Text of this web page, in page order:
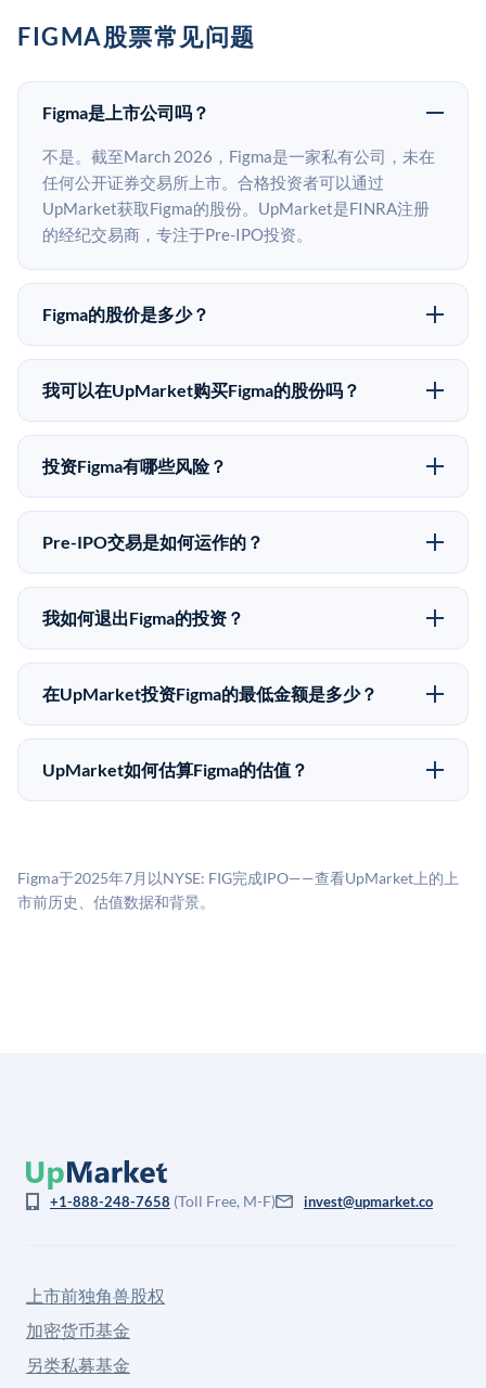
FIGMA股票常见问题
Figma是上市公司吗？
不是。截至March 2026，Figma是一家私有公司，未在
任何公开证券交易所上市。合格投资者可以通过
UpMarket获取Figma的股份。UpMarket是FINRA注册
的经纪交易商，专注于Pre-IPO投资。
Figma的股价是多少？
Figma没有公开股价，因为它是一家私有公司。最近的已
知股价来自其最近一轮融资。 二级市场上的Pre-IPO股
同。
我可以在UpMarket购买Figma的股份吗？
可以。合格投资者可以通过填写本页表单或在
upmarket.co创建账户来表达对Figma股份的投资意向。
50,000美元。UpMarket是FINRA注册的经纪交易商，
自2019年以来已经纪超过5亿美元的另类投资。
投资Figma有哪些风险？
Pre-IPO投资存在重大风险。Figma的股份流动性低，意
味着没有公开市场可以快速出售。不存在确定的退出时
可能全部损失的准备。私有公司的估值在融资轮次之间
可能大幅波动。投资者应在投资前咨询其财务顾问并审
Pre-IPO交易是如何运作的？
在Pre-IPO交易中，合格投资者通过二级市场平台从现有
股东（如员工、早期投资者或其他持有人）处购买股
为FINRA注册的经纪交易商促成这些交易，代表双方处
理合规、文件和结算事宜。
我如何退出Figma的投资？
Pre-IPO持股主要有两种退出途径：在二级市场将股份出
售给其他买家，或持有直到公司完成IPO或被收购。两
市场条件。任何退出的时间都是不可预测的，投资者应
做好多年持有的准备。
在UpMarket投资Figma的最低金额是多少？
UpMarket上大多数Pre-IPO产品的最低投资金额为
50,000美元。具体金额可能因产品和股份供应情况而有
UpMarket如何估算Figma的估值？
司可比倍数应用私有公司折扣，以反映流动性不足和信
Figma于2025年7月以NYSE: FIG完成IPO——查看UpMarket上的上
市前历史、估值数据和背景。
+1-888-248-7658 (Toll Free, M-F) invest@upmarket.co
上市前独角兽股权
加密货币基金
另类私募基金